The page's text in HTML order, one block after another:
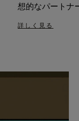
想的なパートナ
詳しく見る